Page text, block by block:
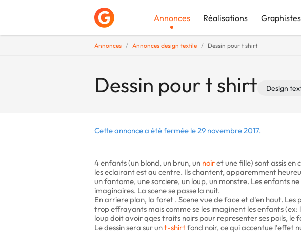
Annonces Réalisations Graphistes
Annonces Annonces design textile Dessin pour t shirt
Dessin pour t shirt Design
Cette annonce a été fermée le 29 novembre 2017.
4 enfants (un blond, un brun, un noiret une fille) sont assis
les eclairant est au centre. Ils chantent, apparemment
un fantome, une sorciere, un loup, un monstre. Les enfants
imaginaires. La scene se passe la nuit.
En arriere plan, la foret . Scene vue de face et d'en haut.
trop effrayants mais comme se les imaginent les enfants (ex:
loup doit avoir qqes traits noirs pour representer ses poils, le
Le dessin sera sur unt-shirtfond noir, ce qui accentue l'effet